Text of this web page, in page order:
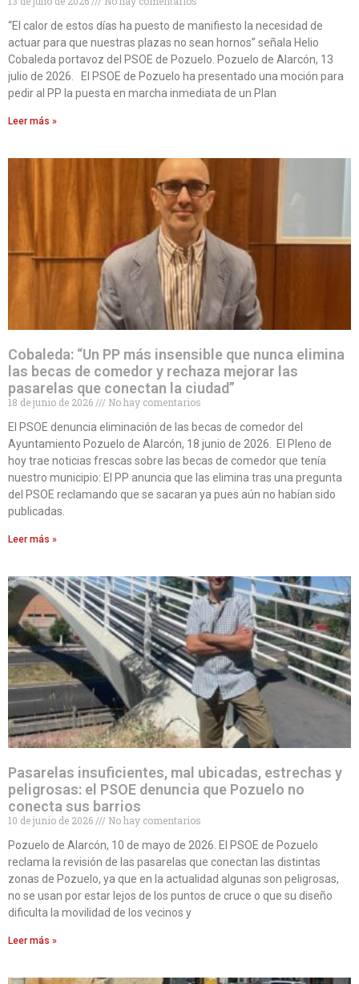
“El calor de estos días ha puesto de manifiesto la necesidad de
actuar para que nuestras plazas no sean hornos” señala Helio
Cobaleda portavoz del PSOE de Pozuelo. Pozuelo de Alarcón, 13
julio de 2026. El PSOE de Pozuelo ha presentado una moción para
pedir al PP la puesta en marcha inmediata de un Plan
Leer más »
Cobaleda: “Un PP más insensible que nunca elimina
las becas de comedor y rechaza mejorar las
pasarelas que conectan la ciudad”
18 de junio de 2026
No hay comentarios
El PSOE denuncia eliminación de las becas de comedor del
Ayuntamiento Pozuelo de Alarcón, 18 junio de 2026. El Pleno de
hoy trae noticias frescas sobre las becas de comedor que tenía
nuestro municipio: El PP anuncia que las elimina tras una pregunta
del PSOE reclamando que se sacaran ya pues aún no habían sido
publicadas.
Leer más »
Pasarelas insuficientes, mal ubicadas, estrechas y
peligrosas: el PSOE denuncia que Pozuelo no
conecta sus barrios
10 de junio de 2026
No hay comentarios
Pozuelo de Alarcón, 10 de mayo de 2026. El PSOE de Pozuelo
reclama la revisión de las pasarelas que conectan las distintas
zonas de Pozuelo, ya que en la actualidad algunas son peligrosas,
no se usan por estar lejos de los puntos de cruce o que su diseño
dificulta la movilidad de los vecinos y
Leer más »